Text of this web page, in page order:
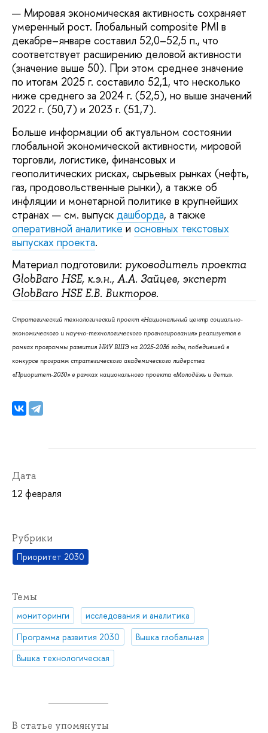
Мировая экономическая активность сохраняет
умеренный рост. Глобальный composite PMI в
декабре–январе составил 52,0–52,5 п., что
соответствует расширению деловой активности
(значение выше 50). При этом среднее значение
по итогам 2025 г. составило 52,1, что несколько
ниже среднего за 2024 г. (52,5), но выше значений
2022 г. (50,7) и 2023 г. (51,7).
Больше информации об актуальном состоянии
глобальной экономической активности, мировой
торговли, логистике, финансовых и
геополитических рисках, сырьевых рынках (нефть,
газ, продовольственные рынки), а также об
инфляции и монетарной политике в крупнейших
странах — см. выпуск дашборда, а также
оперативной аналитике и основных текстовых
выпусках проекта.
Материал подготовили: руководитель проекта
GlobBaro HSE, к.э.н., А.А. Зайцев, эксперт
GlobBaro HSE Е.В. Викторов.
Стратегический технологический проект «Национальный центр социально-
экономического и научно-технологического прогнозирования» реализуется в
рамках программы развития НИУ ВШЭ на 2025-2036 годы, победившей в
конкурсе программ стратегического академического лидерства
«Приоритет-2030» в рамках национального проекта «Молодёжь и дети».
Дата
12 февраля
Рубрики
Приоритет 2030
Темы
мониторинги
исследования и аналитика
Программа развития 2030
Вышка глобальная
Вышка технологическая
В статье упомянуты